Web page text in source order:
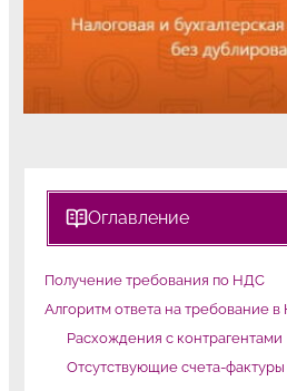
Оглавление
Получение требования по НДС
Алгоритм ответа на требование в
Расхождения с контрагентами
Отсутствующие счета-фактуры